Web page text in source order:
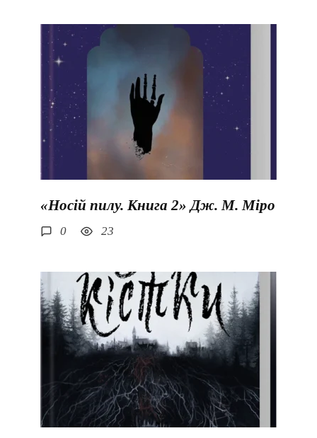
«Носій пилу. Книга 2» Дж. М. Міро
0 23